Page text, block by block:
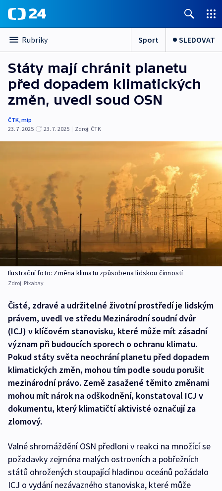
Rubriky Sport SLEDOVAT
Státy mají chránit planetu
před dopadem klimatických
změn, uvedl soud OSN
ČTK,mip
23. 7. 2025
23. 7. 2025 | Zdroj: ČTK
Ilustrační foto: Změna klimatu způsobena lidskou činností
Zdroj: Pixabay
Čisté, zdravé a udržitelné životní prostředí je lidským
právem, uvedl ve středu Mezinárodní soudní dvůr
(ICJ) v klíčovém stanovisku, které může mít zásadní
význam při budoucích sporech o ochranu klimatu.
Pokud státy světa neochrání planetu před dopadem
klimatických změn, mohou tím podle soudu porušit
mezinárodní právo. Země zasažené těmito změnami
mohou mít nárok na odškodnění, konstatoval ICJ v
dokumentu, který klimatičtí aktivisté označují za
zlomový.
Valné shromáždění OSN předloni v reakci na množící se
požadavky zejména malých ostrovních a pobřežních
států ohrožených stoupající hladinou oceánů požádalo
ICJ o vydání nezávazného stanoviska, které může